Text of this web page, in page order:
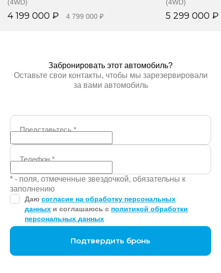
(4WD)
4 199 000 ₽ 4 799 000 ₽
(4WD)
5 299 000 ₽
Забронировать этот автомобиль?
Оставьте свои контакты, чтобы мы зарезервировали
за вами автомобиль
Представьтесь*
Телефон*
* - поля, отмеченные звездочкой, обязательны к
заполнению
Даю согласие на обработку персональных
данных и соглашаюсь с политикой обработки
персональных данных
Подтвердить бронь